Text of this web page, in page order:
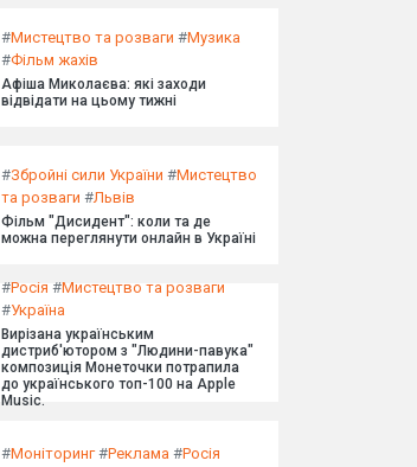
#Мистецтво та розваги #Музика
#Фільм жахів
Афіша Миколаєва: які заходи
відвідати на цьому тижні
#Збройні сили України #Мистецтво
та розваги #Львів
Фільм "Дисидент": коли та де
можна переглянути онлайн в Україні
#Росія #Мистецтво та розваги
#Україна
Вирізана українським
дистриб'ютором з "Людини-павука"
композиція Монеточки потрапила
до українського топ-100 на Apple
Music.
#Моніторинг#Реклама #Росія